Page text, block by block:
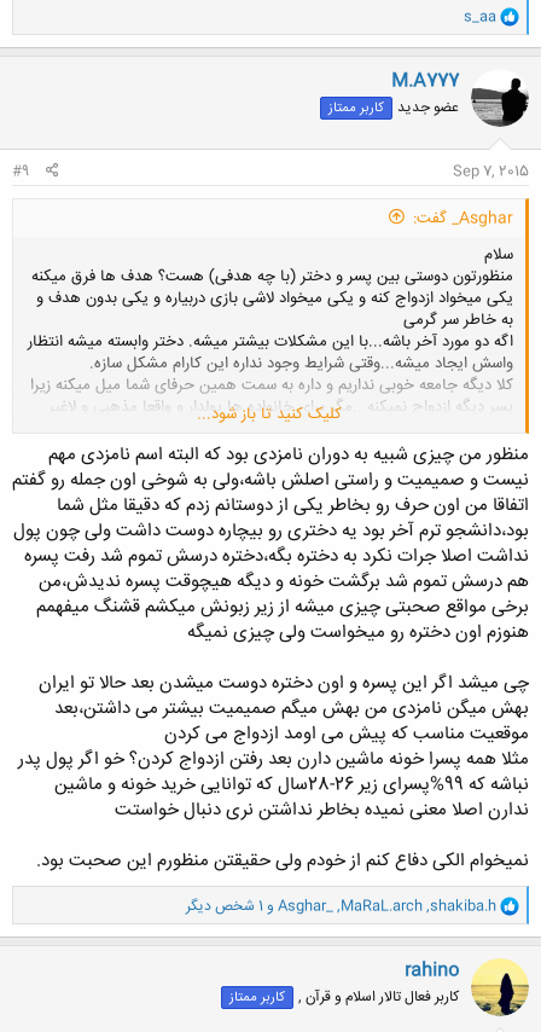
و
ا
ک
ش
ه
ا
s_aa
M.A777
عضو جدید کاربر ممتاز
Sep 7, 2015
#9
Asghar_ گفت:
سلام
منظورتون دوستی بین پسر و دختر (با چه هدفی) هست؟ هدف ها فرق میکنه
یکی میخواد ازدواج کنه و یکی میخواد لاشی بازی دربیاره و یکی بدون هدف و
به خاطر سر گرمی
اگه دو مورد آخر باشه...با این مشکلات بیشتر میشه. دختر وابسته میشه انتظار
واسش ایجاد میشه...وقتی شرایط وجود نداره این کارام مشکل سازه.
کلا دیگه جامعه خوبی نداریم و داره به سمت همین حرفای شما میل میکنه زیرا
پسر دیگه ازدواج نمیکنه ..مگر برای خانواده ها پولدار و واقعا مذهبی و لاغیر
من خودم یه دختری رو دوست دارم ولی به خاطر وضع مالیم که خانوادم به
هیج وجه کمکم نمیکنن و البته حق هم دارن چون وضع مالی خوبی نداریم. با
آن دختر تموم کردم و شرایط زندگیمو بهش گفتم.
به همین راحتی و به همین تلخی!
موفق باشید.
کلیک کنید تا باز شود...
منظور من چیزی شبیه به دوران نامزدی بود که البته اسم نامزدی مهم
نیست و صمیمیت و راستی اصلش باشه،ولی به شوخی اون جمله رو گفتم
اتفاقا من اون حرف رو بخاطر یکی از دوستانم زدم که دقیقا مثل شما
بود،دانشجو ترم آخر بود یه دختری رو بیچاره دوست داشت ولی چون پول
نداشت اصلا جرات نکرد به دختره بگه،دختره درسش تموم شد رفت پسره
هم درسش تموم شد برگشت خونه و دیگه هیچوقت پسره ندیدش،من
برخی مواقع صحبتی چیزی میشه از زیر زبونش میکشم قشنگ میفهمم
هنوزم اون دختره رو میخواست ولی چیزی نمیگه
چی میشد اگر این پسره و اون دختره دوست میشدن بعد حالا تو ایران
بهش میگن نامزدی من بهش میگم صمیمیت بیشتر می داشتن،بعد
موقعیت مناسب که پیش می اومد ازدواج می کردن
مثلا همه پسرا خونه ماشین دارن بعد رفتن ازدواج کردن؟ خو اگر پول پدر
نباشه که 99%پسرای زیر 26-28سال که توانایی خرید خونه و ماشین
ندارن اصلا معنی نمیده بخاطر نداشتن نری دنبال خواستت
نمیخوام الکی دفاع کنم از خودم ولی حقیقتن منظورم این صحبت بود.
و
ا
ک
ن
ش
ه
ا
shakiba.h
,
MaRaL.arch
,
Asghar_ و 1 شخص دیگر
rahino
کاربر فعال تالار اسلام و قرآن , کاربر ممتاز